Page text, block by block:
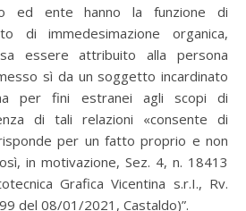
ed ente hanno la funzione di
di immedesimazione organica,
essere attribuito alla persona
sì da un soggetto incardinato
ma per fini estranei agli scopi di
di tali relazioni «consente di
per un fatto proprio e non
in motivazione, Sez. 4, n. 18413
Grafica Vicentina s.r.I., Rv.
del 08/01/2021, Castaldo)”.